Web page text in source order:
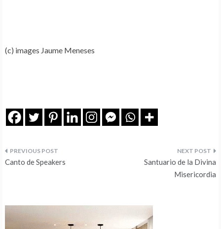
(c) images Jaume Meneses
Navegação
artigos
Canto de Speakers
Santuario de la Divina
Misericordia